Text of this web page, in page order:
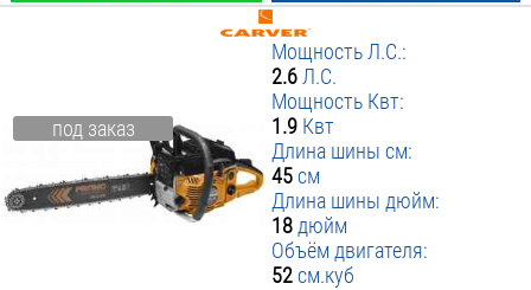
под заказ
Мощность Л.С.:
2.6 Л.С.
Мощность Квт:
1.9 Квт
Длина шины см:
45см
Длина шины дюйм:
18 дюйм
Объём двигателя:
52см.куб